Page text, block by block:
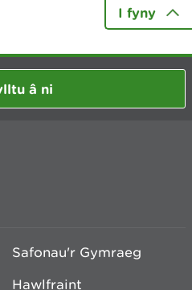
I fyny
â ni
Safonau'r Gymraeg
Hawlfraint